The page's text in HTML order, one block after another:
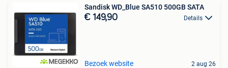
Sandisk WD_Blue SA510 500GB SATA
€ 149,90 Details
Bezoek website 2 aug 26